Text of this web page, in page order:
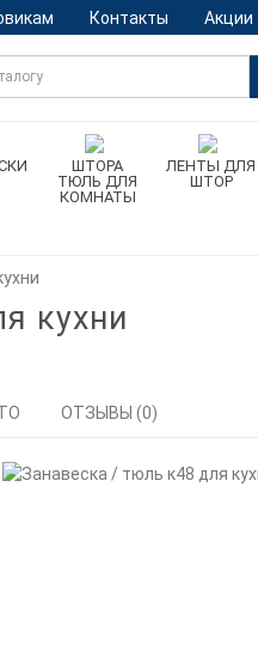
Контакты Акции
ШТОРА
ТЮЛЬ ДЛЯ
КОМНАТЫ
ЛЕНТЫ ДЛЯ
ШТОР
кухни
ОТЗЫВЫ (0)